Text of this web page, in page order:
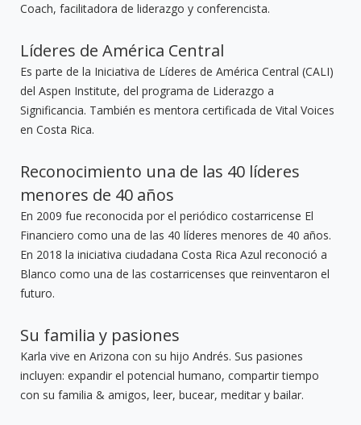
Coach, facilitadora de liderazgo y conferencista.
Líderes de América Central
Es parte de la Iniciativa de Líderes de América Central (CALI)
del Aspen Institute, del programa de Liderazgo a
Significancia. También es mentora certificada de Vital Voices
en Costa Rica.
Reconocimiento una de las 40 líderes
menores de 40 años
En 2009 fue reconocida por el periódico costarricense El
Financiero como una de las 40 líderes menores de 40 años.
En 2018 la iniciativa ciudadana Costa Rica Azul reconoció a
Blanco como una de las costarricenses que reinventaron el
futuro.
Su familia y pasiones
Karla vive en Arizona con su hijo Andrés. Sus pasiones
incluyen: expandir el potencial humano, compartir tiempo
con su familia & amigos, leer, bucear, meditar y bailar.